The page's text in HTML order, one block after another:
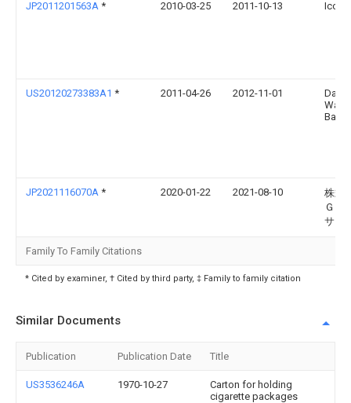
JP2011201563A * 2010-03-25 2011-10-13 Icom
US20120273383A1 * 2011-04-26 2012-11-01
Dave
Bahr
JP2021116070A * 2020-01-22 2021-08-10
株式
Ｇｓ
サ
Family To Family Citations
* Cited by examiner, † Cited by third party, ‡ Family to family citation
Similar Documents
Publication Publication Date Title
US3536246A 1970-10-27
Carton for holding
cigarette packages